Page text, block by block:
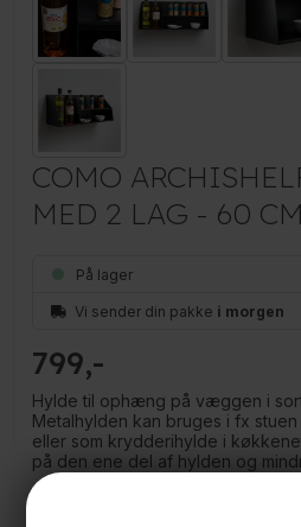
COMO
MED 2 LAG - 60
På lager
Vi sender din pakke i morgen
799
Hylde til ophæng på væggen i
Metalhylden kan bruges i fx
eller som krydderihylde i
på den ene del af hylden og